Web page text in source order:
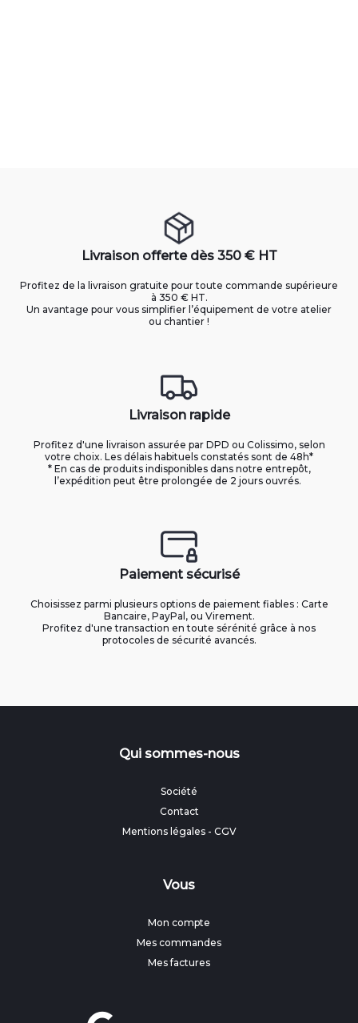
Livraison offerte dès 350 € HT
Profitez de la livraison gratuite pour toute commande supérieure
à 350 € HT.
Un avantage pour vous simplifier l’équipement de votre atelier
ou chantier !
Livraison rapide
Profitez d'une livraison assurée par DPD ou Colissimo, selon
votre choix. Les délais habituels constatés sont de 48h*
* En cas de produits indisponibles dans notre entrepôt,
l’expédition peut être prolongée de 2 jours ouvrés.
Paiement sécurisé
Choisissez parmi plusieurs options de paiement fiables : Carte
Bancaire, PayPal, ou Virement.
Profitez d'une transaction en toute sérénité grâce à nos
protocoles de sécurité avancés.
Qui sommes-nous
Société
Contact
Mentions légales- CGV
Vous
Mon compte
Mes commandes
Mes factures